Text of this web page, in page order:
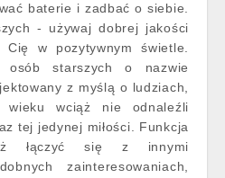
baterie i zadbać o siebie.
- używaj dobrej jakości
w pozytywnym świetle.
osób starszych o nazwie
z myślą o ludziach,
wciąż nie odnaleźli
tej jedynej miłości. Funkcja
łączyć się z innymi
zainteresowaniach,